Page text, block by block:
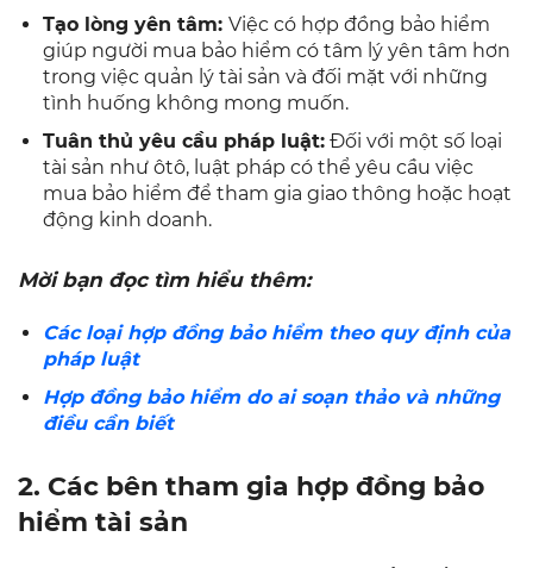
Tạo lòng yên tâm: Việc có hợp đồng bảo hiểm
giúp người mua bảo hiểm có tâm lý yên tâm hơn
trong việc quản lý tài sản và đối mặt với những
tình huống không mong muốn.
Tuân thủ yêu cầu pháp luật: Đối với một số loại
tài sản như ôtô, luật pháp có thể yêu cầu việc
mua bảo hiểm để tham gia giao thông hoặc hoạt
động kinh doanh.
Mời bạn đọc tìm hiểu thêm:
Các loại hợp đồng bảo hiểm theo quy định của
pháp luật
Hợp đồng bảo hiểm do ai soạn thảo và những
điều cần biết
2. Các bên tham gia hợp đồng bảo
hiểm tài sản